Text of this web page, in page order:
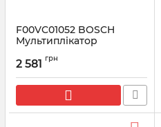
F00VC01052 BOSCH
Мультиплікатор
Артикул:
2 581 грн